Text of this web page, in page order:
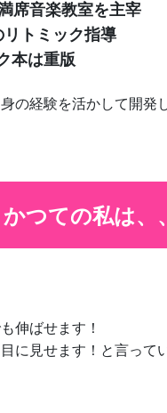
席音楽教室を主宰
リトミック指導
本は重版
の経験を活かして開発
かつての私は、
伸ばせます！
に見せます！と言って